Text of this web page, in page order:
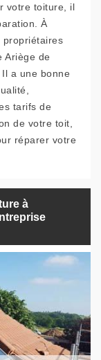
votre toiture, il
À
propriétaires
Ariège de
a une bonne
tarifs de
de votre toit,
réparer votre
à